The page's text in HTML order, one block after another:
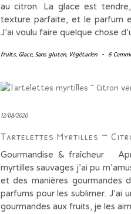
au citron. La glace est
texture parfaite, et le parfum
J’ai voulu faire quelque chose
fruits, Glace, Sans gluten, Végétarien - 6
12/08/2020
Tartelettes Myrtilles ~
Gourmandise & fraîcheur
myrtilles sauvages j’ai pu
et des manières gourmandes
parfums pour les sublimer. J’ai
gourmandes aux fruits, je les